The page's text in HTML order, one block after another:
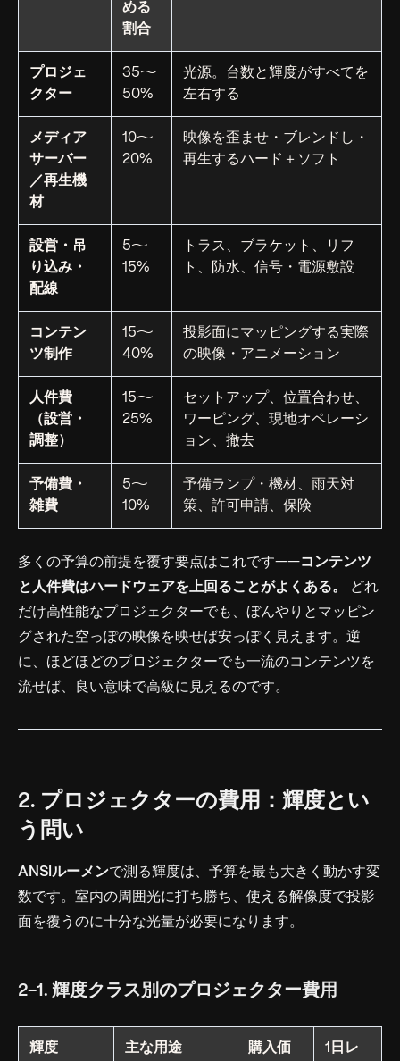
める
割合
プロジェ
クター
35〜
50%
光源。台数と輝度がすべてを
左右する
メディア
サーバー
／再生機
材
10〜
20%
映像を歪ませ・ブレンドし・
再生するハード＋ソフト
設営・吊
り込み・
配線
5〜
15%
トラス、ブラケット、リフ
ト、防水、信号・電源敷設
コンテン
ツ制作
15〜
40%
投影面にマッピングする実際
の映像・アニメーション
人件費
（設営・
調整）
15〜
25%
セットアップ、位置合わせ、
ワーピング、現地オペレーシ
ョン、撤去
予備費・
雑費
5〜
10%
予備ランプ・機材、雨天対
策、許可申請、保険
多くの予算の前提を覆す要点はこれです——コンテンツ
と人件費はハードウェアを上回ることがよくある。
どれ
だけ高性能なプロジェクターでも、ぼんやりとマッピン
グされた空っぽの映像を映せば安っぽく見えます。逆
に、ほどほどのプロジェクターでも一流のコンテンツを
流せば、良い意味で高級に見えるのです。
2. プロジェクターの費用：輝度とい
う問い
ANSIルーメンで測る輝度は、予算を最も大きく動かす変
数です。室内の周囲光に打ち勝ち、使える解像度で投影
面を覆うのに十分な光量が必要になります。
2-1. 輝度クラス別のプロジェクター費用
輝度 主な用途 購入価 1日レ